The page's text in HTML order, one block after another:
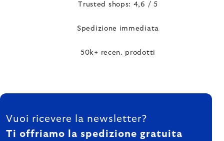
Trusted shops: 4,6 / 5
Spedizione immediata
50k+ recen. prodotti
FOOTER
Vuoi ricevere la newsletter?
Ti offriamo la spedizione gratuita